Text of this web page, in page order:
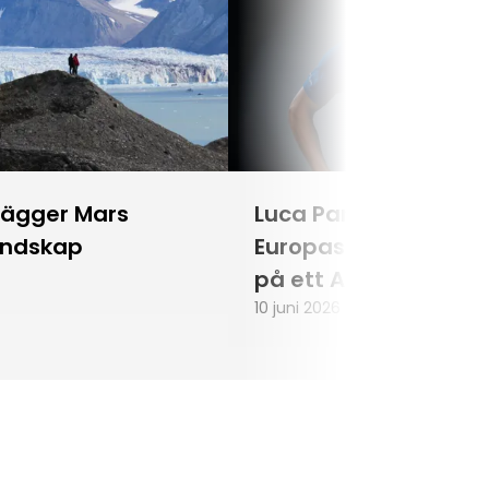
Mars
Luca Parmitano blir
Europas första
på ett
10 juni 2026